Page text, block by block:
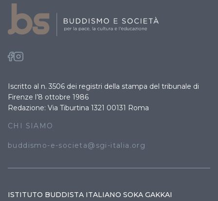
Iscritto al n. 3506 dei registri della stampa del tribunale di
Firenze l’8 ottobre 1986
Redazione: Via Tiburtina 1321 00131 Roma
CHI SIAMO
buddismo-e-societa@sgi-italia.org
ISTITUTO BUDDISTA ITALIANO SOKA GAKKAI